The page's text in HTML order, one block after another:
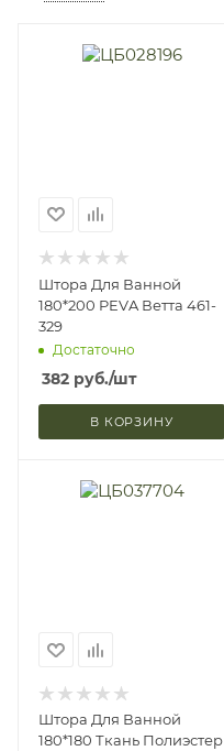
Штора Для Ванной
180*200 PEVA Ветта 461-
329
Достаточно
382 руб./шт
В КОРЗИНУ
Штора Для Ванной
180*180 Ткань Полиэстер